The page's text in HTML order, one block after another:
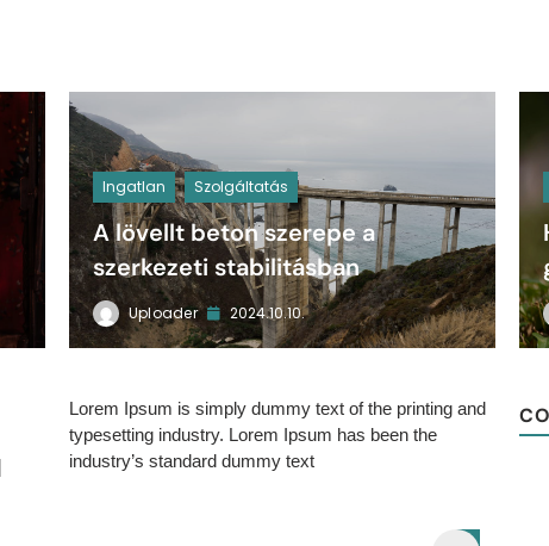
Ingatlan Szolgáltatás
A lövellt beton szerepe a
szerkezeti stabilitásban
Uploader 2024.10.10.
Lorem Ipsum is simply dummy text of the printing and
typesetting industry. Lorem Ipsum has been the
industry’s standard dummy text